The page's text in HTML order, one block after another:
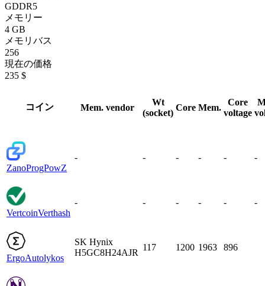
GDDR5
メモリー
4 GB
メモリバス
256
現在の価格
235 $
コイン Mem. vendor
Wt
(socket)
Core Mem.
Core
voltage
ZanoProgPowZ
- - - - - -
VertcoinVerthash
- - - - - -
ErgoAutolykos
SK Hynix
H5GC8H24AJR
117 1200 1963 896